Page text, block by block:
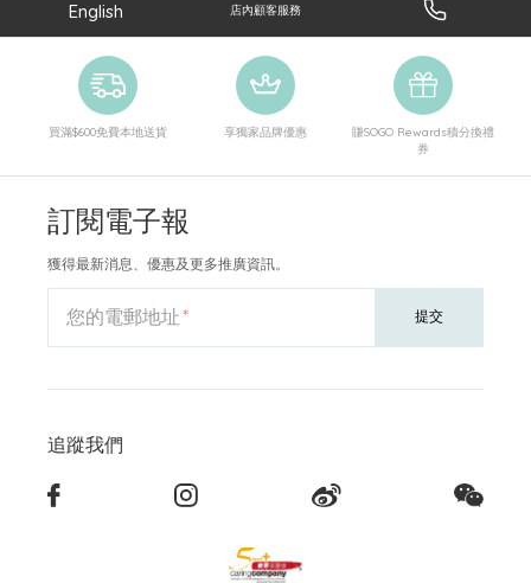
English 店內顧客服務
買滿$600免費本地送貨 享獨家品牌優惠
賺SOGO Rewards積分換禮
券
訂閱電子報
獲得最新消息、優惠及更多推廣資訊。
您的電郵地址 提交
追蹤我們